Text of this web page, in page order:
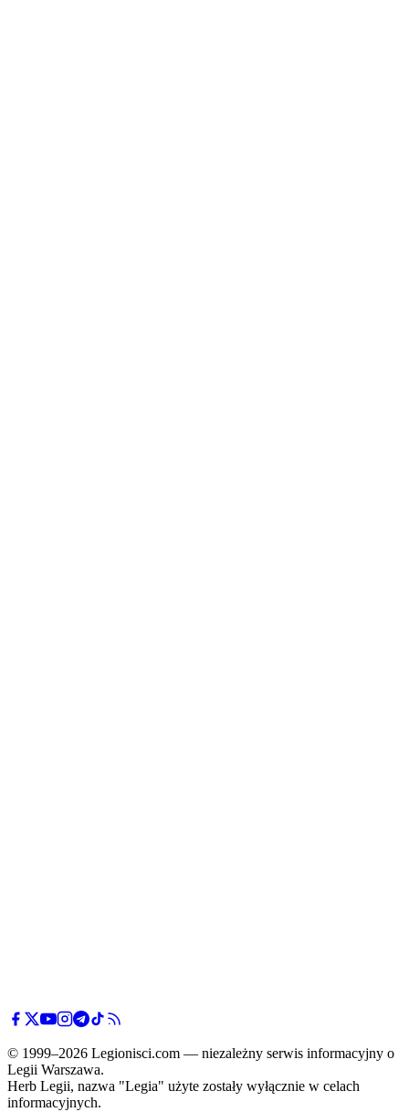
© 1999–2026 Legionisci.com — niezależny serwis informacyjny o
Legii Warszawa.
Herb Legii, nazwa "Legia" użyte zostały wyłącznie w celach
informacyjnych.